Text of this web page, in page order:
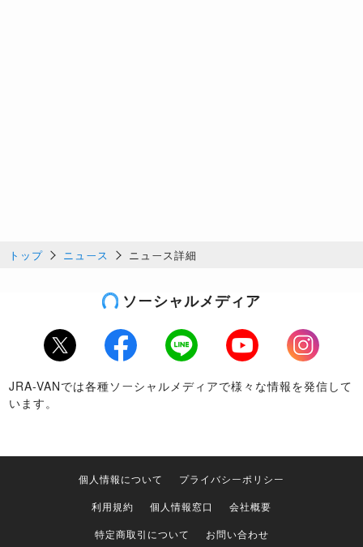
トップ ニュース ニュース詳細
ソーシャルメディア
Twitter Facebook LINE Youtube
Instagram
JRA-VANでは各種ソーシャルメディアで様々な情報を発信して
います。
個人情報について
プライバシーポリシー
利用規約
個人情報窓口
会社概要
特定商取引について
お問い合わせ